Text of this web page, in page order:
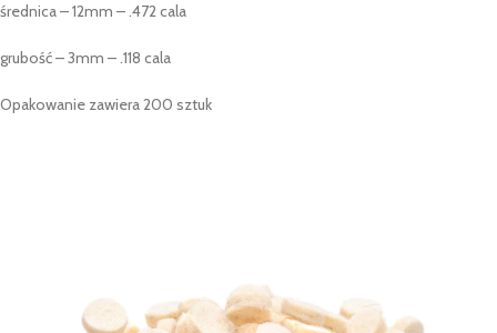
średnica – 12mm – .472 cala
grubość – 3mm – .118 cala
Opakowanie zawiera 200 sztuk